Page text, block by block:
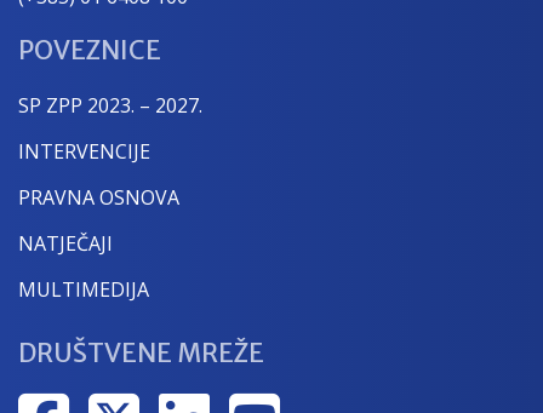
POVEZNICE
SP ZPP 2023. – 2027.
INTERVENCIJE
PRAVNA OSNOVA
NATJEČAJI
MULTIMEDIJA
DRUŠTVENE MREŽE